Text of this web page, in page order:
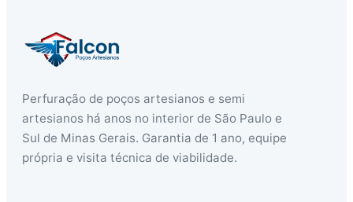
Perfuração de poços artesianos e semi
artesianos há anos no interior de São Paulo e
Sul de Minas Gerais. Garantia de 1 ano, equipe
própria e visita técnica de viabilidade.